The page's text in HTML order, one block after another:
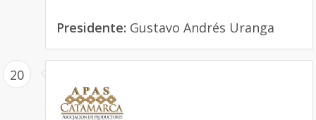
Presidente: Gustavo Andrés Uranga
20